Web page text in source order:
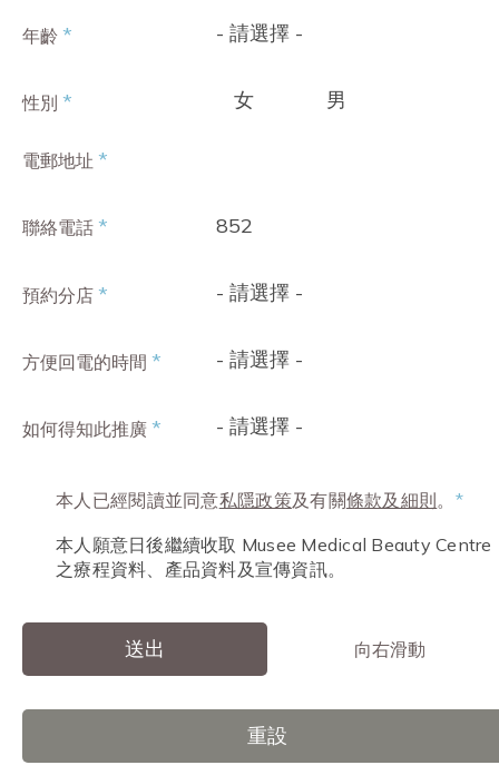
年齡 * - 請選擇 -
性別 * 女 男
電郵地址 *
聯絡電話 * 852
預約分店 * - 請選擇 -
方便回電的時間 * - 請選擇 -
如何得知此推廣 * - 請選擇 -
本人已經閱讀並同意私隱政策及有關條款及細則。 *
本人願意日後繼續收取 Musee Medical Beauty Centre
之療程資料、產品資料及宣傳資訊。
送出 向右滑動
重設